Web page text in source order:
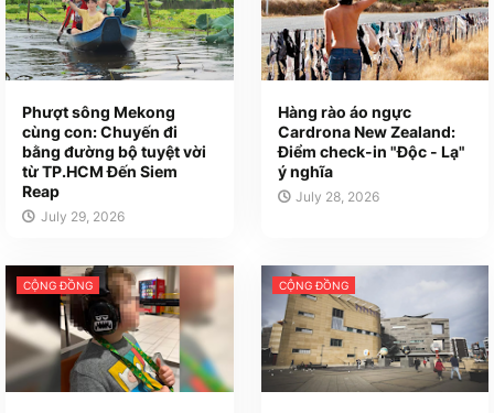
Phượt sông Mekong
cùng con: Chuyến đi
bằng đường bộ tuyệt vời
từ TP.HCM Đến Siem
Reap
July 29, 2026
Hàng rào áo ngực
Cardrona New Zealand:
Điểm check-in "Độc - Lạ"
ý nghĩa
July 28, 2026
CỘNG ĐỒNG CỘNG ĐỒNG